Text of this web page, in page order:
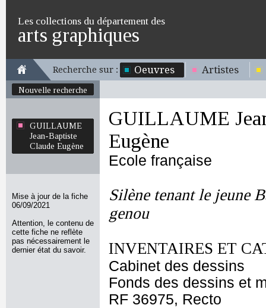
Les collections du département des
arts graphiques
Recherche sur : Oeuvres Artistes
Nouvelle recherche
GUILLAUME
Jean-Baptiste
Claude Eugène
Mise à jour de la fiche
06/09/2021
Attention, le contenu de
cette fiche ne reflète
pas nécessairement le
dernier état du savoir.
GUILLAUME
Eugène
Ecole française
Silène tenant le jeune
genou
INVENTAIRES ET
Cabinet des dessins
Fonds des dessins et
RF 36975, Recto